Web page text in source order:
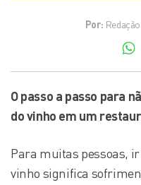
Por: Redação
O passo a passo para
do vinho em um
Para muitas pessoas,
vinho significa